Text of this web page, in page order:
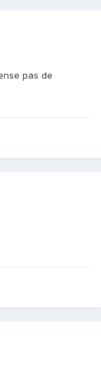
pas de